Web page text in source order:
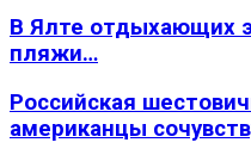
В Ялте отдыхающих
пляжи…
Российская
американцы